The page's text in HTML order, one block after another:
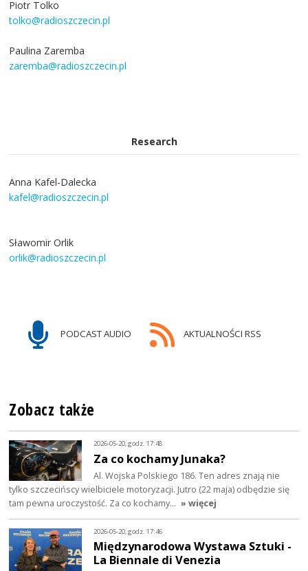
Piotr Tolko
tolko@radioszczecin.pl
Paulina Zaremba
zaremba@radioszczecin.pl
Research
Anna Kafel-Dalecka
kafel@radioszczecin.pl
Sławomir Orlik
orlik@radioszczecin.pl
PODCAST AUDIO AKTUALNOŚCI RSS
Zobacz także
2026-05-20, godz. 17:48
Za co kochamy Junaka?
Al. Wojska Polskiego 186. Ten adres znają nie
tylko szczecińscy wielbiciele motoryzacji. Jutro (22 maja) odbędzie się
tam pewna uroczystość. Za co kochamy… » więcej
2026-05-20, godz. 17:46
Międzynarodowa Wystawa Sztuki -
La Biennale di Venezia